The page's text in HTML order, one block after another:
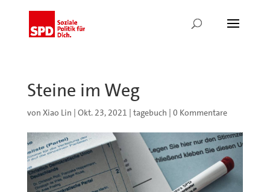
Steine im Weg
von Xiao Lin | Okt. 23, 2021 | tagebuch | 0 Kommentare